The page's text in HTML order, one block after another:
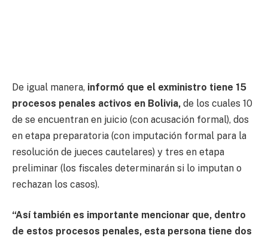
De igual manera, informó que el exministro tiene 15
procesos penales activos en Bolivia, de los cuales 10
de se encuentran en juicio (con acusación formal), dos
en etapa preparatoria (con imputación formal para la
resolución de jueces cautelares) y tres en etapa
preliminar (los fiscales determinarán si lo imputan o
rechazan los casos).
“Así también es importante mencionar que, dentro
de estos procesos penales, esta persona tiene dos